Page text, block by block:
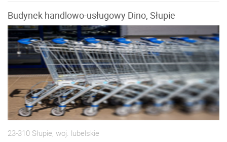
Budynek handlowo-usługowy Dino, Słupie
23-310 Słupie, woj. lubelskie